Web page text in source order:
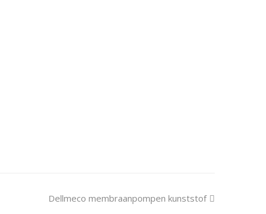
next
Dellmeco membraanpompen kunststof